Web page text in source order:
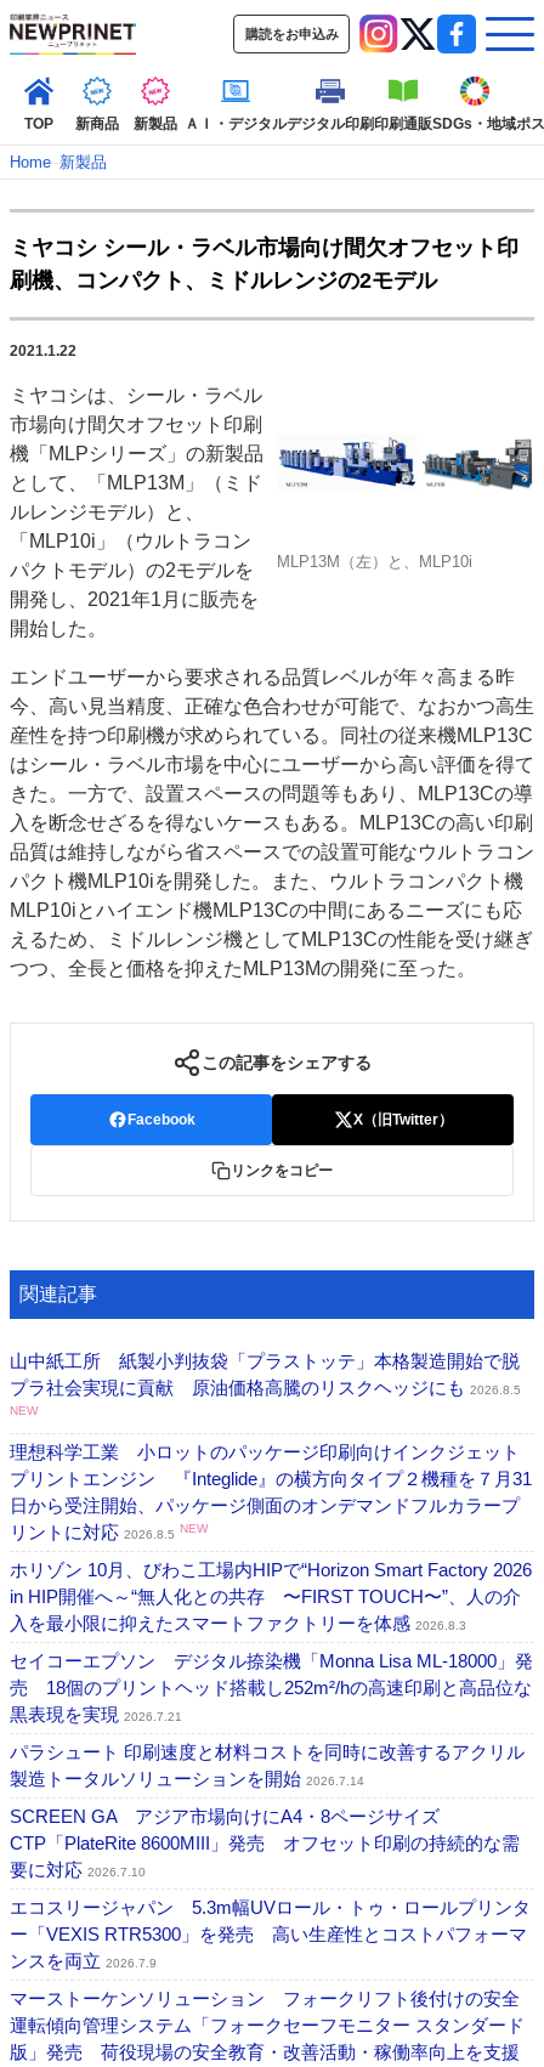
購読をお申込み
TOP 新商品 新製品 ＡＩ・デジタルデジタル印刷印刷通販SDGs・地域ポ
TOP
新着記事 特集記事
動画コンテンツ
インタビュー
コレクション
SDGs・地域
ポストプレス ビジネス
市場・統計
人事・移転・異動・訃報
特集記事カテゴリー一覧
特集・デジタル印刷 アイデアで勝負！ ～多様なビジネス・多彩な商材～
JAPAN PACK 2023 特集
中古印刷機・製本機特集
2022 見える化・MIS特集
2022 検査・校正特集
特集・デジタル印刷 ～ 新成長軌道を描く
案内
発刊案内
JFPI印刷用語集 印刷機材年鑑
運営
会社案内
購読・購入申し込み
サイトポリシー
お問い合わせ
Home–新製品
ミヤコシ シール・ラベル市場向け間欠オフセット印
刷機、コンパクト、ミドルレンジの2モデル
2021.1.22
MLP13M（左）と、MLP10i
ミヤコシは、シール・ラベル
市場向け間欠オフセット印刷
機「MLPシリーズ」の新製品
として、「MLP13M」（ミド
ルレンジモデル）と、
「MLP10i」（ウルトラコン
パクトモデル）の2モデルを
開発し、2021年1月に販売を
開始した。
エンドユーザーから要求される品質レベルが年々高まる昨
今、高い見当精度、正確な色合わせが可能で、なおかつ高生
産性を持つ印刷機が求められている。同社の従来機MLP13C
はシール・ラベル市場を中心にユーザーから高い評価を得て
きた。一方で、設置スペースの問題等もあり、MLP13Cの導
入を断念せざるを得ないケースもある。MLP13Cの高い印刷
品質は維持しながら省スペースでの設置可能なウルトラコン
パクト機MLP10iを開発した。また、ウルトラコンパクト機
MLP10iとハイエンド機MLP13Cの中間にあるニーズにも応
えるため、ミドルレンジ機としてMLP13Cの性能を受け継ぎ
つつ、全長と価格を抑えたMLP13Mの開発に至った。
この記事をシェアする
Facebook X（旧Twitter）
リンクをコピー
関連記事
山中紙工所 紙製小判抜袋「プラストッテ」本格製造開始で脱
プラ社会実現に貢献 原油価格高騰のリスクヘッジにも 2026.8.5
NEW
理想科学工業 小ロットのパッケージ印刷向けインクジェット
プリントエンジン 『Integlide』の横方向タイプ２機種を７月31
日から受注開始、パッケージ側面のオンデマンドフルカラープ
リントに対応 2026.8.5 NEW
ホリゾン 10月、びわこ工場内HIPで“Horizon Smart Factory 2026
in HIP開催へ～“無人化との共存 〜FIRST TOUCH〜”、人の介
入を最小限に抑えたスマートファクトリーを体感 2026.8.3
セイコーエプソン デジタル捺染機「Monna Lisa ML-18000」発
売 18個のプリントヘッド搭載し252m²/hの高速印刷と高品位な
黒表現を実現 2026.7.21
パラシュート 印刷速度と材料コストを同時に改善するアクリル
製造トータルソリューションを開始 2026.7.14
SCREEN GA アジア市場向けにA4・8ページサイズ
CTP「PlateRite 8600MIII」発売 オフセット印刷の持続的な需
要に対応 2026.7.10
エコスリージャパン 5.3m幅UVロール・トゥ・ロールプリンタ
ー「VEXIS RTR5300」を発売 高い生産性とコストパフォーマ
ンスを両立 2026.7.9
マーストーケンソリューション フォークリフト後付けの安全
運転傾向管理システム「フォークセーフモニター スタンダード
版」発売 荷役現場の安全教育・改善活動・稼働率向上を支援